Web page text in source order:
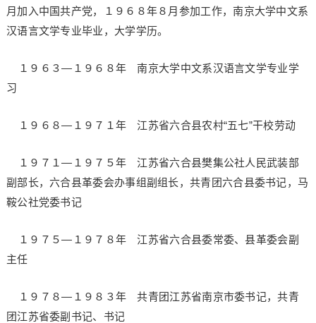
月加入中国共产党，１９６８年８月参加工作，南京大学中文系
汉语言文学专业毕业，大学学历。
１９６３—１９６８年 南京大学中文系汉语言文学专业学
习
１９６８—１９７１年 江苏省六合县农村“五七”干校劳动
１９７１—１９７５年 江苏省六合县樊集公社人民武装部
副部长，六合县革委会办事组副组长，共青团六合县委书记，马
鞍公社党委书记
１９７５—１９７８年 江苏省六合县委常委、县革委会副
主任
１９７８—１９８３年 共青团江苏省南京市委书记，共青
团江苏省委副书记、书记